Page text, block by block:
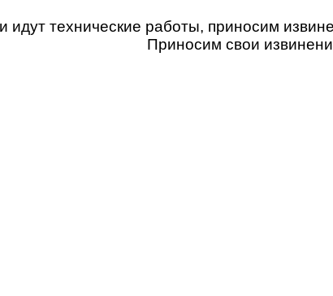
идут технические работы, приносим
Приносим свои